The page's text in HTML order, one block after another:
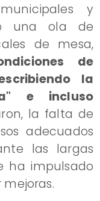
y
una ola de
de mesa,
de
la
e incluso
la falta de
adecuados
las largas
ha impulsado